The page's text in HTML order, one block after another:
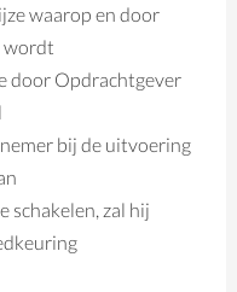
waarop en door
wordt
door Opdrachtgever
bij de uitvoering
schakelen, zal hij